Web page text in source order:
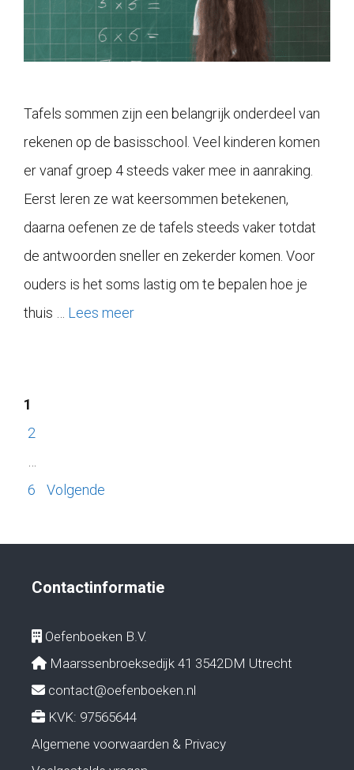
Tafels sommen zijn een belangrijk onderdeel van
rekenen op de basisschool. Veel kinderen komen
er vanaf groep 4 steeds vaker mee in aanraking.
Eerst leren ze wat keersommen betekenen,
daarna oefenen ze de tafels steeds vaker totdat
de antwoorden sneller en zekerder komen. Voor
ouders is het soms lastig om te bepalen hoe je
thuis … Lees meer
1
2
6
Volgende
Contactinformatie
Oefenboeken B.V.
Maarssenbroeksedijk 41 3542DM Utrecht
contact@oefenboeken.nl
KVK: 97565644
Algemene voorwaarden & Privacy